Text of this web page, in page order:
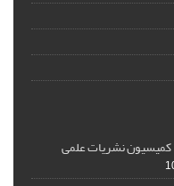
اخذ رتبه علمی «الف» در ارزیابی سال 1402 کمیسیون نشریات علمی